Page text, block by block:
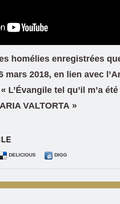
homélies enregistrées
mars 2018, en lien avec
L’Évangile tel qu’il m’a
VALTORTA »
DELICIOUS DIGG